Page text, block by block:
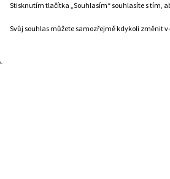
Stisknutím tlačítka „Souhlasím“ souhlasíte s tím,
Svůj souhlas můžete samozřejmě kdykoli změnit v